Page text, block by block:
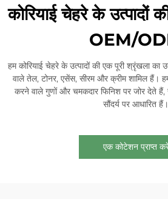
कोरियाई चेहरे के उत्पादों
OEM/
हम कोरियाई चेहरे के उत्पादों की एक पूरी श्रृंखला
वाले तेल, टोनर, एसेंस, सीरम और क्रीम शामिल हैं।
करने वाले गुणों और चमकदार फिनिश पर जोर देते हैं,
सौंदर्य पर आधारित हैं।
एक कोटेशन प्राप्त